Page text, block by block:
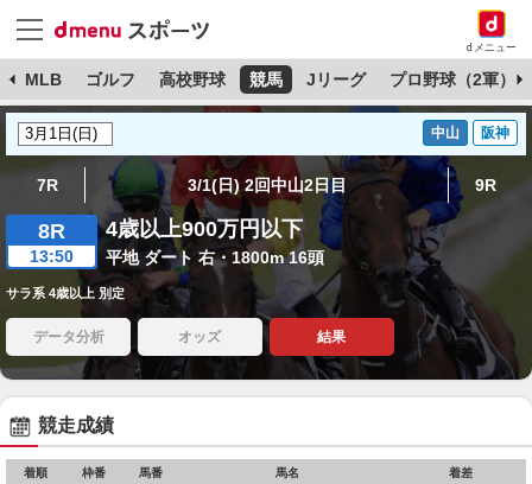
dメニュー
MLB ゴルフ 高校野球 競馬 Jリーグ プロ野球（2軍）
中山 阪神
7R 3/1(日) 2回中山2日目 9R
8R
13:50
4歳以上900万円以下
平地 ダート 右・1800m 16頭
サラ系 4歳以上 別定
データ分析 オッズ 結果
競走成績
着順 枠番 馬番 馬名 着差